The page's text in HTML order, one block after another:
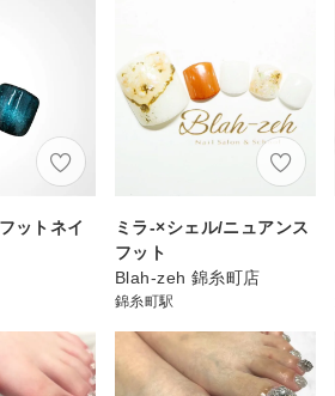
ットネイ
ミラ-×シェル/ニュアンス
フット
Blah-zeh 錦糸町店
錦糸町駅